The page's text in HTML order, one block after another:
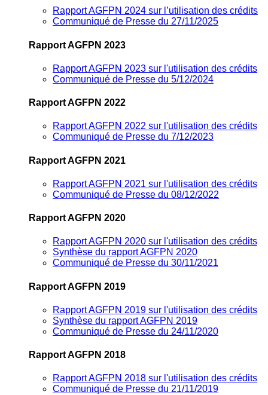
Rapport AGFPN 2024 sur l’utilisation des crédits
Communiqué de Presse du 27/11/2025
Rapport AGFPN 2023
Rapport AGFPN 2023 sur l'utilisation des crédits
Communiqué de Presse du 5/12/2024
Rapport AGFPN 2022
Rapport AGFPN 2022 sur l'utilisation des crédits
Communiqué de Presse du 7/12/2023
Rapport AGFPN 2021
Rapport AGFPN 2021 sur l'utilisation des crédits
Communiqué de Presse du 08/12/2022
Rapport AGFPN 2020
Rapport AGFPN 2020 sur l'utilisation des crédits
Synthèse du rapport AGFPN 2020
Communiqué de Presse du 30/11/2021
Rapport AGFPN 2019
Rapport AGFPN 2019 sur l'utilisation des crédits
Synthèse du rapport AGFPN 2019
Communiqué de Presse du 24/11/2020
Rapport AGFPN 2018
Rapport AGFPN 2018 sur l'utilisation des crédits
Communiqué de Presse du 21/11/2019